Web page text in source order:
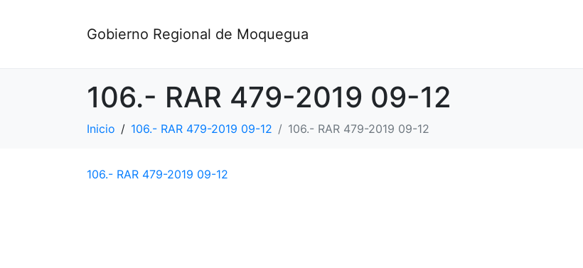
Gobierno Regional de Moquegua
106.- RAR 479-2019 09-12
Inicio 106.- RAR 479-2019 09-12 106.- RAR 479-2019 09-12
106.- RAR 479-2019 09-12